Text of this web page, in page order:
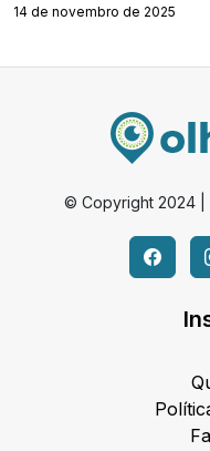
14 de novembro de 2025
© Copyright 2024 |